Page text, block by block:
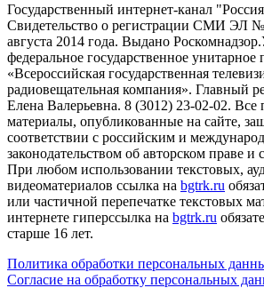
Государственный интернет-канал
Cвидетельство о регистрации СМИ ЭЛ
августа 2014 года. Выдано
федеральное государственное унитарное
«Всероссийская государственная
радиовещательная компания». Главный
Елена Валерьевна. 8 (3012) 23-02-02.
материалы, опубликованные на сайте,
соответствии с российским и
законодательством об авторском праве
При любом использовании текстовых,
видеоматериалов ссылка на bgtrk.ru
или частичной перепечатке текстовых
интернете гиперссылка на bgtrk.ru
старше 16 лет.
Политика обработки персональных
Согласие на обработку персональных